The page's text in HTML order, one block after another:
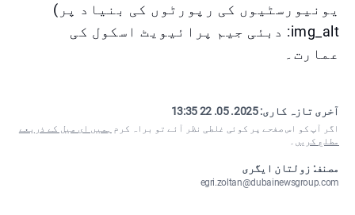
یونیورسٹیوں کی رپورٹوں کی بنیاد پر)
img_alt: دبئی جیم پرائیویٹ اسکول کی
عمارت۔
آخری تازہ کاری:2025. 05. 22 13:35
اگر آپ کو اس صفحے پر کوئی غلطی نظر آئے تو براہ کرم ہمیں ای میل کے ذریعے
مطلع کریں ۔
مصنف: زولتان ایگری
egri.zoltan@dubainewsgroup.com